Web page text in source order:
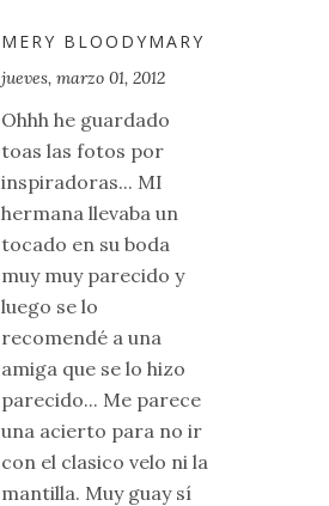
MERY BLOODYMARY
jueves, marzo 01, 2012
Ohhh he guardado
toas las fotos por
inspiradoras... MI
hermana llevaba un
tocado en su boda
muy muy parecido y
luego se lo
recomendé a una
amiga que se lo hizo
parecido... Me parece
una acierto para no ir
con el clasico velo ni la
mantilla. Muy guay sí